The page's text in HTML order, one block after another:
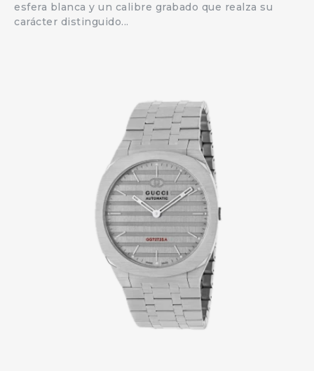
esfera blanca y un calibre grabado que realza su
carácter distinguido...